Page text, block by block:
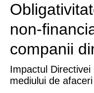
non-
companii
Impactul
mediului de